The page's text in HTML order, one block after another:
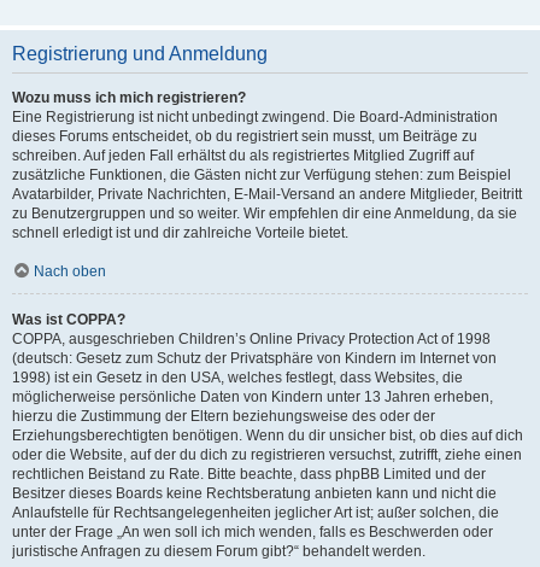
Registrierung und Anmeldung
Wozu muss ich mich registrieren?
Eine Registrierung ist nicht unbedingt zwingend. Die Board-Administration
dieses Forums entscheidet, ob du registriert sein musst, um Beiträge zu
schreiben. Auf jeden Fall erhältst du als registriertes Mitglied Zugriff auf
zusätzliche Funktionen, die Gästen nicht zur Verfügung stehen: zum Beispiel
Avatarbilder, Private Nachrichten, E-Mail-Versand an andere Mitglieder, Beitritt
zu Benutzergruppen und so weiter. Wir empfehlen dir eine Anmeldung, da sie
schnell erledigt ist und dir zahlreiche Vorteile bietet.
Nach oben
Was ist COPPA?
COPPA, ausgeschrieben Children’s Online Privacy Protection Act of 1998
(deutsch: Gesetz zum Schutz der Privatsphäre von Kindern im Internet von
1998) ist ein Gesetz in den USA, welches festlegt, dass Websites, die
möglicherweise persönliche Daten von Kindern unter 13 Jahren erheben,
hierzu die Zustimmung der Eltern beziehungsweise des oder der
Erziehungsberechtigten benötigen. Wenn du dir unsicher bist, ob dies auf dich
oder die Website, auf der du dich zu registrieren versuchst, zutrifft, ziehe einen
rechtlichen Beistand zu Rate. Bitte beachte, dass phpBB Limited und der
Besitzer dieses Boards keine Rechtsberatung anbieten kann und nicht die
Anlaufstelle für Rechtsangelegenheiten jeglicher Art ist; außer solchen, die
unter der Frage „An wen soll ich mich wenden, falls es Beschwerden oder
juristische Anfragen zu diesem Forum gibt?“ behandelt werden.